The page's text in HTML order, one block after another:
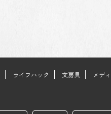
ライフハック 文房具 メデ